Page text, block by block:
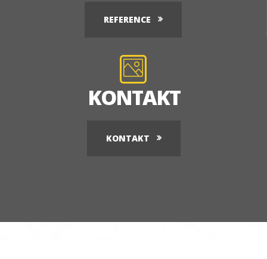
REFERENCE
KONTAKT
KONTAKT